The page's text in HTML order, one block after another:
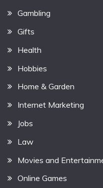
Gambling
Gifts
Health
Hobbies
Home & Garden
Internet Marketing
Jobs
Law
Movies and
Online Games